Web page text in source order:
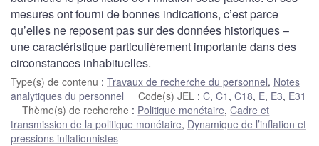
mesures ont fourni de bonnes indications, c’est parce
qu’elles ne reposent pas sur des données historiques –
une caractéristique particulièrement importante dans des
circonstances inhabituelles.
Type(s) de contenu : Travaux de recherche du personnel, Notes
analytiques du personnel
Code(s) JEL :C,C1 ,C18, E, E3, E31
Thème(s) de recherche : Politique monétaire,Cadre et
transmission de la politique monétaire, Dynamique de l’inflation et
pressions inflationnistes